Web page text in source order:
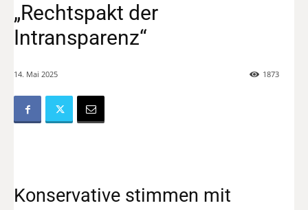
„Rechtspakt der
Intransparenz“
14. Mai 2025 1873
Konservative stimmen mit